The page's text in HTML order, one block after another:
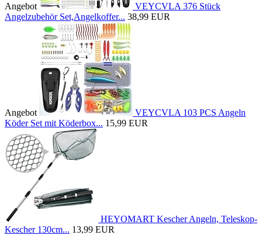
Angebot
VEYCVLA 376 Stück
Angelzubehör Set,Angelkoffer... 38,99 EUR
Angebot
VEYCVLA 103 PCS Angeln
Köder Set mit Köderbox... 15,99 EUR
HEYOMART Kescher Angeln, Teleskop-
Kescher 130cm... 13,99 EUR